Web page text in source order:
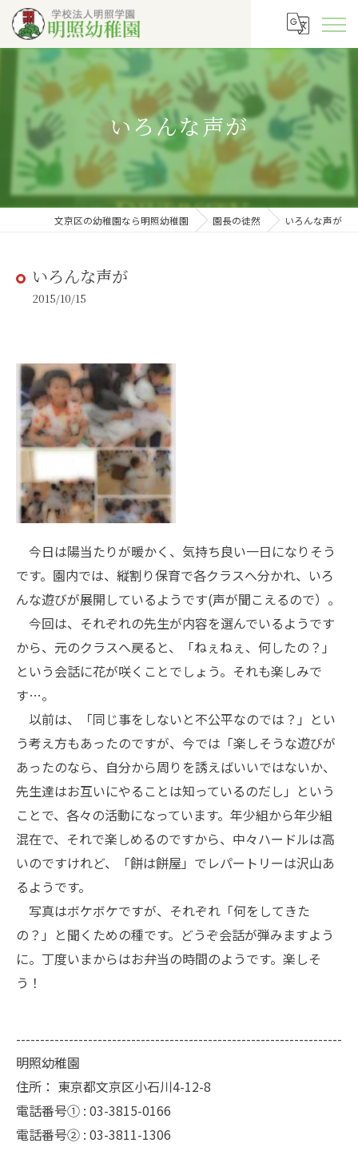
いろんな声が
文京区の幼稚園なら明照幼稚園 園長の徒然 いろんな声が
いろんな声が
2015/10/15
今日は陽当たりが暖かく、気持ち良い一日になりそう
です。園内では、縦割り保育で各クラスへ分かれ、いろ
んな遊びが展開しているようです(声が聞こえるので）。
今回は、それぞれの先生が内容を選んでいるようです
から、元のクラスへ戻ると、「ねぇねぇ、何したの？」
という会話に花が咲くことでしょう。それも楽しみで
す…。
以前は、「同じ事をしないと不公平なのでは？」とい
う考え方もあったのですが、今では「楽しそうな遊びが
あったのなら、自分から周りを誘えばいいではないか、
先生達はお互いにやることは知っているのだし」という
ことで、各々の活動になっています。年少組から年少組
混在で、それで楽しめるのですから、中々ハードルは高
いのですけれど、「餅は餅屋」でレパートリーは沢山あ
るようです。
写真はボケボケですが、それぞれ「何をしてきた
の？」と聞くための種です。どうぞ会話が弾みますよう
に。丁度いまからはお弁当の時間のようです。楽しそ
う！
--------------------------------------------------------------------
明照幼稚園
住所： 東京都文京区小石川4-12-8
電話番号① : 03-3815-0166
電話番号② : 03-3811-1306